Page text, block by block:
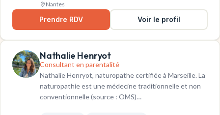
Nantes
Prendre RDV Voir le profil
Nathalie Henryot
Consultant en parentalité
Nathalie Henryot, naturopathe certifiée à Marseille. La
naturopathie est une médecine traditionnelle et non
conventionnelle (source : OMS)…